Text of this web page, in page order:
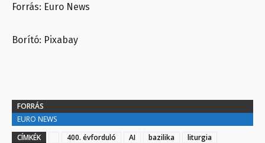
Forrás: Euro News
Borító: Pixabay
FORRÁS
EURO NEWS
CÍMKÉK
400. évforduló AI bazilika
liturgia